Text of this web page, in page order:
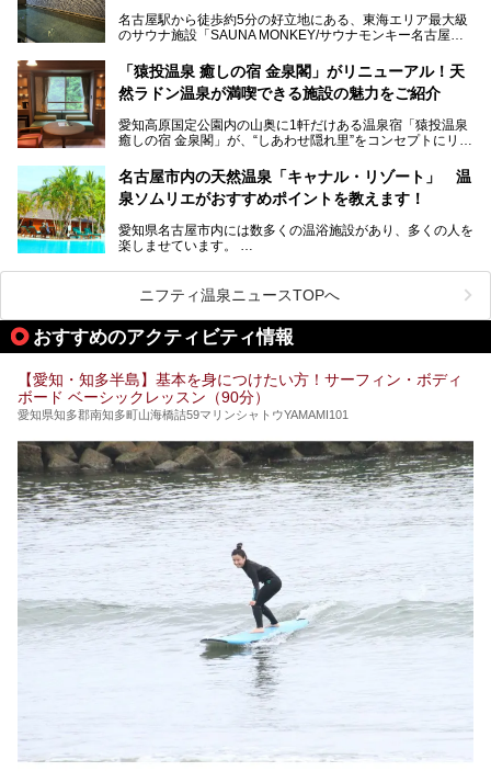
くある点が魅力です！
お好みの温泉施設を見つけて楽しんでくださいね。
名古屋駅から徒歩約5分の好立地にある、東海エリア最大級
のサウナ施設「SAUNA MONKEY/サウナモンキー名古屋」
「名古屋駅周辺ってサウナが少ないよね」という声をよく耳
にするだけあり、アクセスの良さにも胸が高鳴ります。
今回は普段は男性専用となっているパブリックサウナが、女
さっそく取材してきました！
「猿投温泉 癒しの宿 金泉閣」がリニューアル！天
然ラドン温泉が満喫できる施設の魅力をご紹介
愛知高原国定公園内の山奥に1軒だけある温泉宿「猿投温泉
癒しの宿 金泉閣」が、“しあわせ隠れ里”をコンセプトにリニ
天然ラドン温泉が堪能できるお風呂や、新設・改装された客
室、地元の食材と温泉水で作られたお料理……。
ご紹介します。
名古屋市内の天然温泉「キャナル・リゾート」 温
泉ソムリエがおすすめポイントを教えます！
愛知県名古屋市内には数多くの温浴施設があり、多くの人を
楽しませています。
ムリエの目線で紹介していきます！
名古屋市内にはスーパー銭湯や日帰り温泉が多く、「どこに
行こうかな？」と悩んでしまう方も多いと思います。
ぜひこの記事を参考にして「キャナル・リゾート」に出かけ
てみるのはいかがでしょうか？
ニフティ温泉ニュースTOPへ
おすすめのアクティビティ情報
【愛知・知多半島】基本を身につけたい方！サーフィン・ボディ
ボード ベーシックレッスン（90分）
愛知県知多郡南知多町山海橋詰59マリンシャトウYAMAMI101